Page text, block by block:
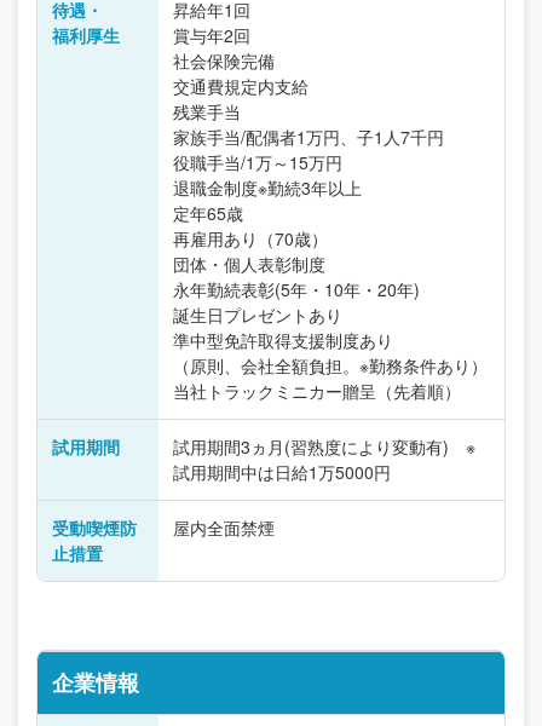
待遇・
福利厚生
昇給年1回
賞与年2回
社会保険完備
交通費規定内支給
残業手当
家族手当/配偶者1万円、子1人7千円
役職手当/1万～15万円
退職金制度※勤続3年以上
定年65歳
再雇用あり（70歳）
団体・個人表彰制度
永年勤続表彰(5年・10年・20年)
誕生日プレゼントあり
準中型免許取得支援制度あり
（原則、会社全額負担。※勤務条件あり）
当社トラックミニカー贈呈（先着順）
試用期間
試用期間3ヵ月(習熟度により変動有) ※
試用期間中は日給1万5000円
受動喫煙防
止措置
屋内全面禁煙
企業情報